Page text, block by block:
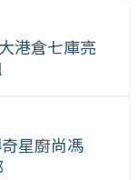
港倉七庫亮
星廚尚馮